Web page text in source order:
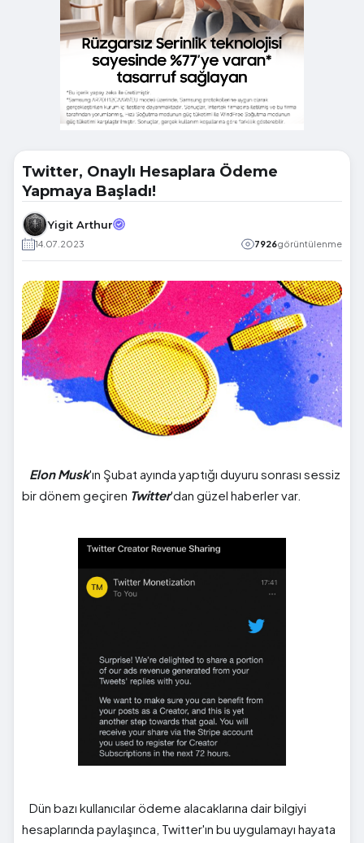
Twitter, Onaylı Hesaplara Ödeme
Yapmaya Başladı!
Yigit Arthur
14.07.2023 7926görüntülenme
Elon Musk'ın Şubat ayında yaptığı duyuru sonrası sessiz
bir dönem geçiren Twitter'dan güzel haberler var.
Dün bazı kullanıcılar ödeme alacaklarına dair bilgiyi
hesaplarında paylaşınca, Twitter'ın bu uygulamayı hayata